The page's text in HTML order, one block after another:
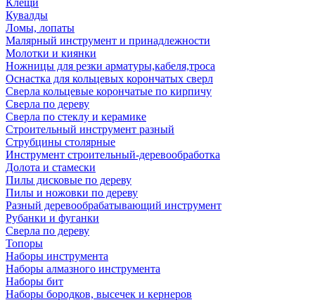
Клещи
Кувалды
Ломы, лопаты
Малярный инструмент и принадлежности
Молотки и киянки
Ножницы для резки арматуры,кабеля,троса
Оснастка для кольцевых корончатых сверл
Сверла кольцевые корончатые по кирпичу
Сверла по дереву
Сверла по стеклу и керамике
Строительный инструмент разный
Струбцины столярные
Инструмент строительный-деревообработка
Долота и стамески
Пилы дисковые по дереву
Пилы и ножовки по дереву
Разный деревообрабатывающий инструмент
Рубанки и фуганки
Сверла по дереву
Топоры
Наборы инструмента
Наборы алмазного инструмента
Наборы бит
Наборы бородков, высечек и кернеров